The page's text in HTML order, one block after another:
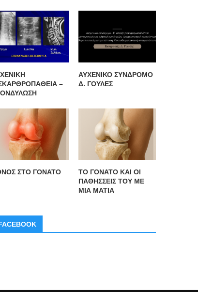
ανακοινώνει την ίδρυση
Επαγγελματικής
Ασφάλισης
Ο ΙΣΑ ζητά να ξεκινήσει
–
ΑΥΧΕΝΙΚΟ ΣΥΝΔΡΟΜΟ
Δ. ΓΟΥΛΕΣ
ΣΤΟ ΓΟΝΑΤΟ
ΤΟ ΓΟΝΑΤΟ ΚΑΙ ΟΙ
ΠΑΘΗΣΣΕΙΣ ΤΟΥ ΜΕ
ΜΙΑ ΜΑΤΙΑ